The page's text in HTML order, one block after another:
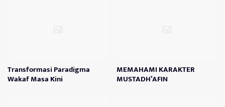
Transformasi Paradigma
Wakaf Masa Kini
MEMAHAMI KARAKTER
MUSTADH’AFIN